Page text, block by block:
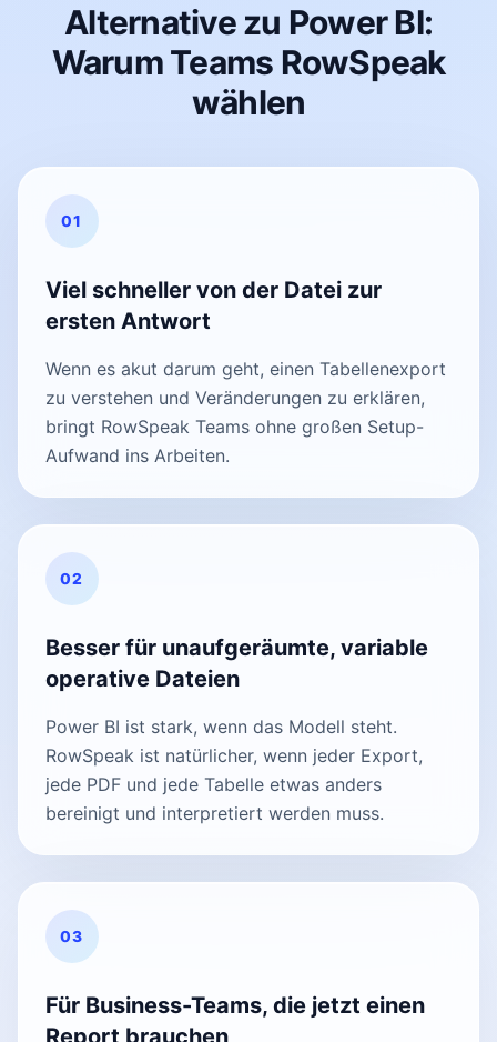
Alternative zu Power BI:
Warum Teams RowSpeak
wählen
01
Viel schneller von der Datei zur
ersten Antwort
Wenn es akut darum geht, einen Tabellenexport
zu verstehen und Veränderungen zu erklären,
bringt RowSpeak Teams ohne großen Setup-
Aufwand ins Arbeiten.
02
Besser für unaufgeräumte, variable
operative Dateien
Power BI ist stark, wenn das Modell steht.
RowSpeak ist natürlicher, wenn jeder Export,
jede PDF und jede Tabelle etwas anders
bereinigt und interpretiert werden muss.
03
Für Business-Teams, die jetzt einen
Report brauchen